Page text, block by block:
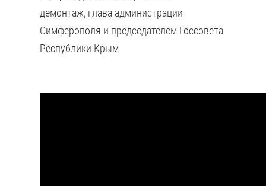
демонтаж, глава администрации
Симферополя и председателем Госсовета
Республики Крым